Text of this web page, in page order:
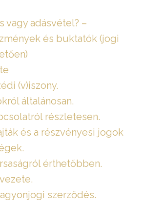
vagy adásvétel? –
és buktatók (jogi
(v)iszony.
általánosan.
részletesen.
és a részvényesi jogok
érthetőbben.
szerződés.